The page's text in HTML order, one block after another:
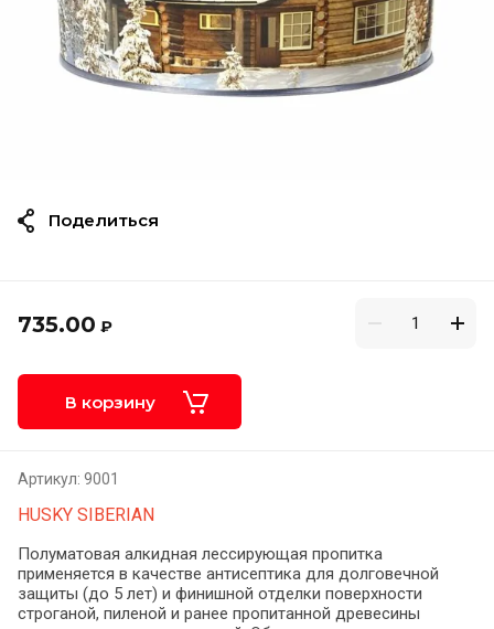
735.00 ₽
В корзину
Артикул: 9001
HUSKY SIBERIAN
Полуматовая алкидная лессирующая пропитка
применяется в качестве антисептика для долговечной
защиты (до 5 лет) и финишной отделки поверхности
строганой, пиленой и ранее пропитанной древесины
Поделиться